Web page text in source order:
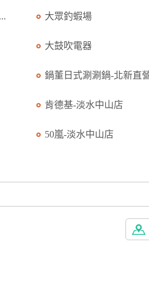
大眾釣蝦場
大鼓吹電器
鍋董日式涮涮鍋-北新直
肯德基-淡水中山店
50嵐-淡水中山店